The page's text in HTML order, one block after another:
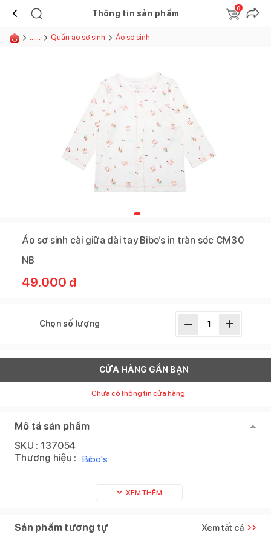
Thông tin sản phẩm
0
...... Quần áo sơ sinh Áo sơ sinh
Áo sơ sinh cài giữa dài tay Bibo’s in tràn sóc CM30
NB
49.000 đ
Chọn số lượng
CỬA HÀNG GẦN BẠN
Chưa có thông tin cửa hàng.
Mô tả sản phẩm
SKU : 137054
Thương hiệu : Bibo's
XEM THÊM
Sản phẩm tương tự Xem tất cả